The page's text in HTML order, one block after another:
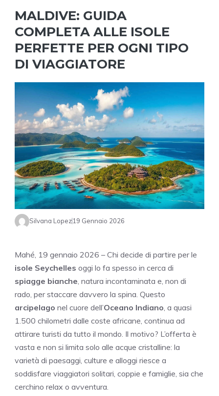
MALDIVE: GUIDA
COMPLETA ALLE ISOLE
PERFETTE PER OGNI TIPO
DI VIAGGIATORE
Silvana Lopez19 Gennaio 2026
Mahé, 19 gennaio 2026 – Chi decide di partire per le
isole Seychelles oggi lo fa spesso in cerca di
spiagge bianche , natura incontaminata e, non di
rado, per staccare davvero la spina. Questo
arcipelago nel cuore dell’Oceano Indiano , a quasi
1.500 chilometri dalle coste africane, continua ad
attirare turisti da tutto il mondo. Il motivo? L’offerta è
vasta e non si limita solo alle acque cristalline: la
varietà di paesaggi, culture e alloggi riesce a
soddisfare viaggiatori solitari, coppie e famiglie, sia che
cerchino relax o avventura.